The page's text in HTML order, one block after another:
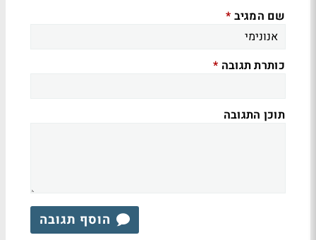
שם המגיב *
כותרת תגובה *
תוכן התגובה
הוסף תגובה